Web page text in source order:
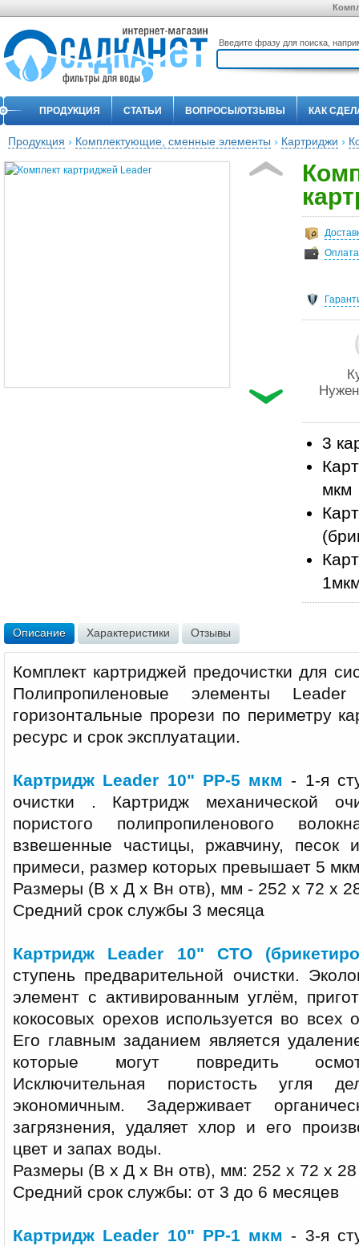
Введите фразу для поиска,
ПРОДУКЦИЯ СТАТЬИ ВОПРОСЫ/ОТЗЫВЫ КАК
Продукция › Комплектующие, сменные элементы › Картриджи ›
Оплата
3
мкм
Описание Характеристики Отзывы
Комплект картриджей предочистки для
Полипропиленовые элементы
горизонтальные прорези по периметру
ресурс и срок эксплуатации.
Картридж Leader 10" PP-5 мкм - 1-я
очистки . Картридж механической
пористого полипропиленового
взвешенные частицы, ржавчину, песок
примеси, размер которых превышает 5
Размеры (В х Д х Вн отв), мм - 252 х 72 х
Средний срок службы 3 месяца
Картридж Leader 10" CTO
ступень предварительной очистки.
элемент с активированным углём,
кокосовых орехов используется во всех
Его главным заданием является
которые могут повредить
Исключительная пористость угля
экономичным. Задерживает
загрязнения, удаляет хлор и его
цвет и запах воды.
Размеры (В х Д х Вн отв), мм: 252 х 72 х 28
Средний срок службы: от 3 до 6 месяцев
Картридж Leader 10" PP-1 мкм - 3-я